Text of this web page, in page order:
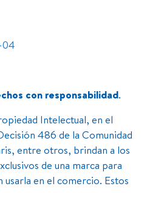
con responsabilidad.
Intelectual, en el
486 de la Comunidad
entre otros, brindan a los
de una marca para
en el comercio. Estos